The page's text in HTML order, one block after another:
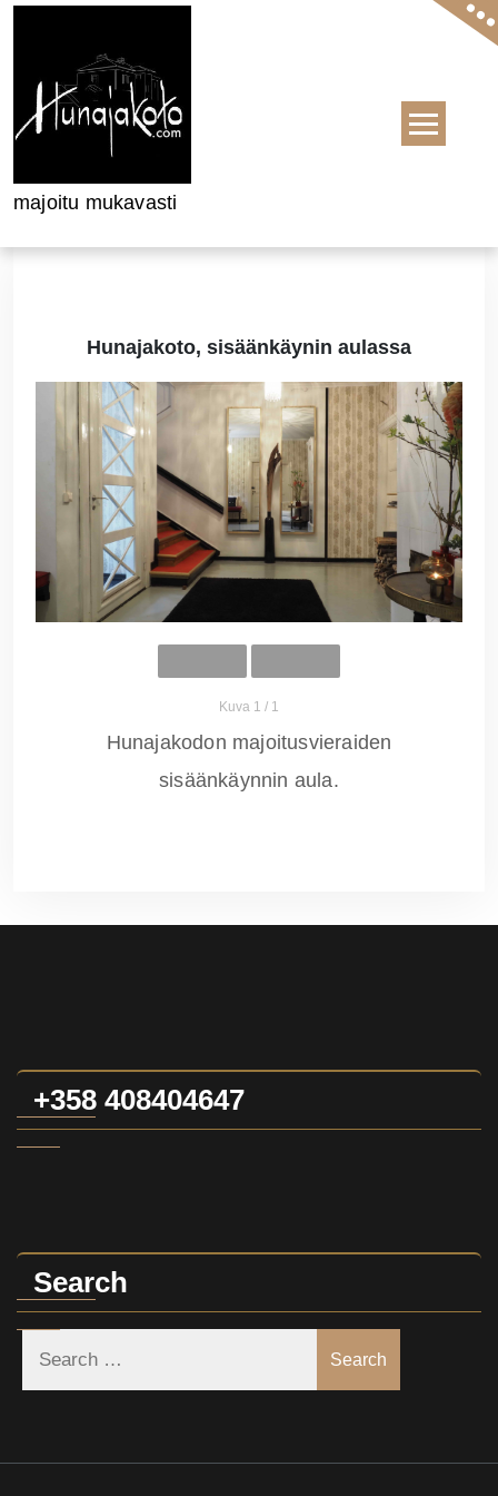
majoitu mukavasti
Hunajakoto, sisäänkäynin aulassa
Kuva 1 / 1
Hunajakodon majoitusvieraiden
sisäänkäynnin aula.
+358 408404647
Search
Search